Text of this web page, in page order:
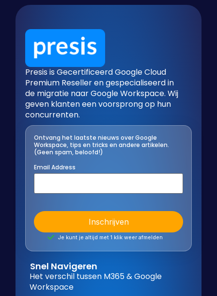
Presis is Gecertificeerd Google Cloud
Premium Reseller en gespecialiseerd in
de migratie naar Google Workspace. Wij
geven klanten een voorsprong op hun
concurrenten.
Ontvang het laatste nieuws over Google
Workspace, tips en tricks en andere artikelen.
(Geen spam, beloofd!)
Email Address
Je kunt je altijd met 1 klik weer afmelden
Snel Navigeren
Het verschil tussen M365 & Google
Workspace